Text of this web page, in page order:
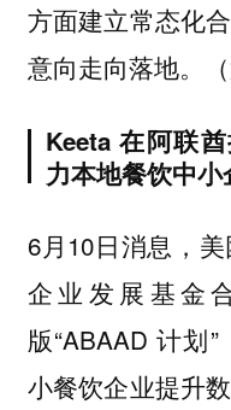
方面建立常态化
意向走向落地。（
Keeta 在阿联
力本地餐饮中
6月10日消息，
企业发展基金
版“ABAAD 计划
小餐饮企业提升